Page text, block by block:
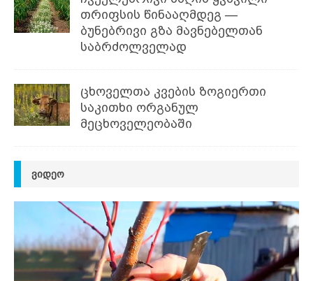
თრიფსის წინააღმდეგ —
ბუნებრივი გზა მავნებელთან
საბრძოლველად
ცხოველთა კვების ზოგიერთი
საკითხი ორგანულ
მეცხოველეობაში
ᲕᲘᲓᲔᲝ